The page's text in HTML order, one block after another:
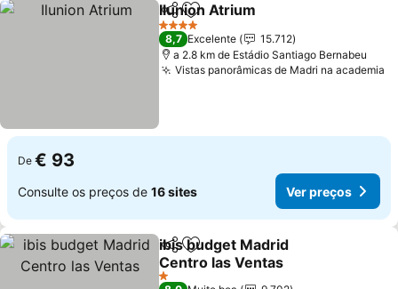
PartilharAdicionar aos favoritos
Ilunion Atrium
4 Estrelas
8,7 Excelente
15.712
a 2.8 km de Estádio Santiago Bernabeu
Vistas panorâmicas de Madri na academia
De € 93
Consulte os preços de 16 sites Ver preços
PartilharAdicionar aos favoritos
ibis budget Madrid
Centro las Ventas
Ver preços
1 Estrelas